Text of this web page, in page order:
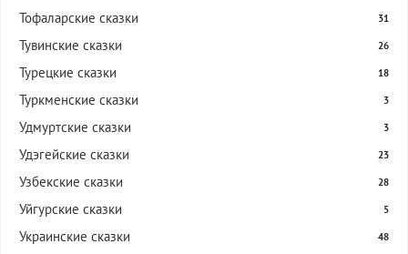
Тофаларские сказки 31
Тувинские сказки 26
Турецкие сказки 18
Туркменские сказки 3
Удмуртские сказки 3
Удэгейские сказки 23
Узбекские сказки 28
Уйгурские сказки 5
Украинские сказки 48